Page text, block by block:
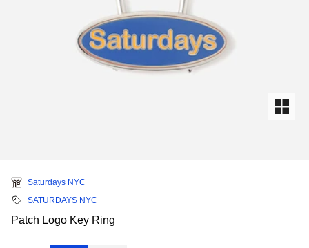
Saturdays NYC
SATURDAYS NYC
Patch Logo Key Ring